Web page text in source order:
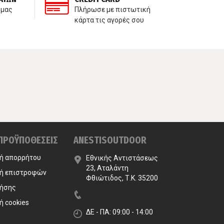
Πλήρωσε με πιστωτική
κάρτα τις αγορές σου
απορρήτου
επιστροφών
cookies
ANESTISOUTDOOR
Εθνικής Αντιστάσεως
23, Αταλάντη
Φθιώτιδος, Τ.Κ. 35200
ΔΕ - ΠΑ: 09:00 - 14:00